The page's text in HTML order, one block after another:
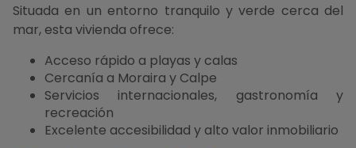
Situada en un entorno tranquilo y verde cerca del
mar, esta vivienda ofrece:
Acceso rápido a playas y calas
Cercanía a Moraira y Calpe
Servicios internacionales, gastronomía y
recreación
Excelente accesibilidad y alto valor inmobiliario